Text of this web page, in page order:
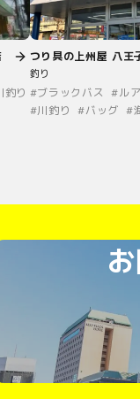
釣り
つり具の上州屋 八王
釣り
#ブラックバス #ル
#川釣り #バッグ #